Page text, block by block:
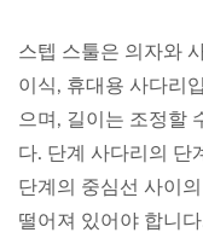
스텝 스툴은 의자와
이식, 휴대용 사다리
으며, 길이는 조정할
다. 단계 사다리의 단
단계의 중심선 사이
떨어져 있어야 합니